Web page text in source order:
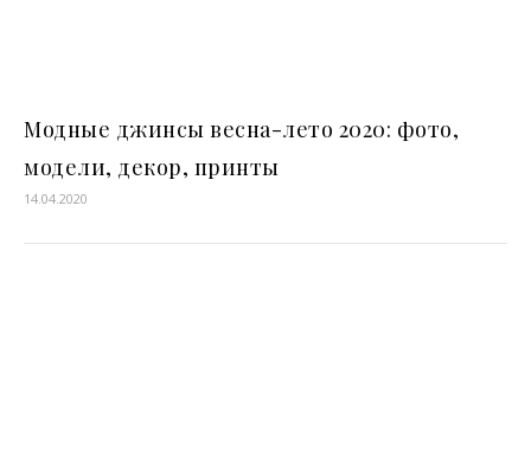
Модные джинсы весна-лето 2020: фото,
модели, декор, принты
14.04.2020